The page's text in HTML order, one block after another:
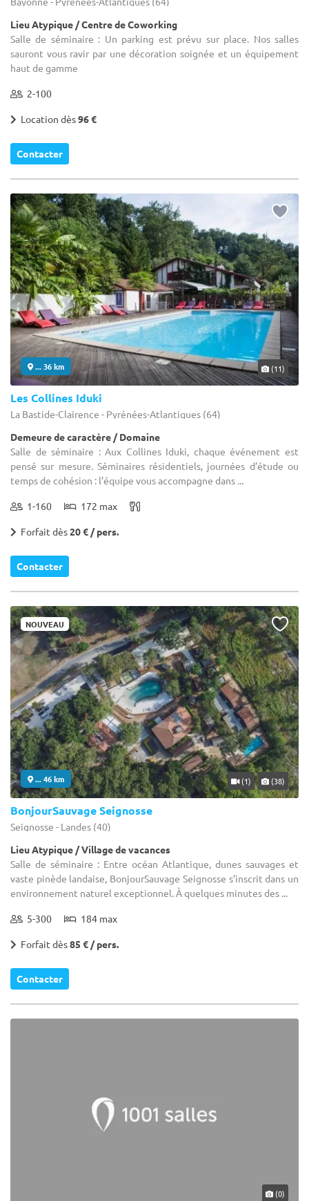
Lieu Atypique / Centre de Coworking
Salle de séminaire : Un parking est prévu sur place. Nos salles
sauront vous ravir par une décoration soignée et un équipement
haut de gamme
2-100
Location dès96 €
Contacter
... 36 km (11)
Les Collines Iduki
La Bastide-Clairence - Pyrénées-Atlantiques (64)
Demeure de caractère / Domaine
Salle de séminaire : Aux Collines Iduki, chaque événement est
pensé sur mesure. Séminaires résidentiels, journées d’étude ou
temps de cohésion : l’équipe vous accompagne dans ...
1-160 172 max
Forfait dès20 € / pers.
Contacter
NOUVEAU
... 46 km (1) (38)
BonjourSauvage Seignosse
Seignosse - Landes (40)
Lieu Atypique / Village de vacances
Salle de séminaire : Entre océan Atlantique, dunes sauvages et
vaste pinède landaise, BonjourSauvage Seignosse s’inscrit dans un
environnement naturel exceptionnel. À quelques minutes des ...
5-300 184 max
Forfait dès85 € / pers.
Contacter
(0)